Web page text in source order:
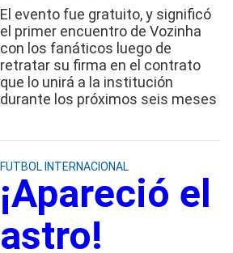
El evento fue gratuito, y significó
el primer encuentro de Vozinha
con los fanáticos luego de
retratar su firma en el contrato
que lo unirá a la institución
durante los próximos seis meses
FUTBOL INTERNACIONAL
¡Apareció el
astro!